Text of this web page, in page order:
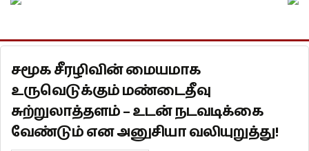
சமூக சீரழிவின் மையமாக
உருவெடுக்கும் மண்டைதீவு
சுற்றுலாத்தளம் – உடன் நடவடிக்கை
வேண்டும் என அனுசியா வலியுறுத்து!